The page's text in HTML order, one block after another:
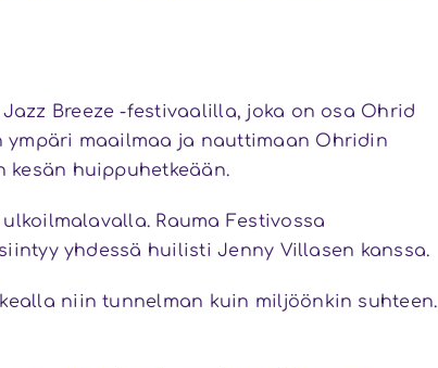
Breeze -festivaalilla, joka on osa Ohrid
ympäri maailmaa ja nauttimaan Ohridin
kesän huippuhetkeään.
Rauma Festivossa
yhdessä huilisti Jenny Villasen kanssa.
niin tunnelman kuin miljöönkin suhteen.